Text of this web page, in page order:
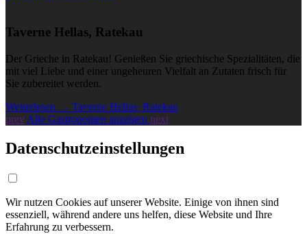
Taverne Hellas, Ratekau
Der Grieche in Ratekau! Genießen Sie griechische Spezialitäten, die
mit viel Liebe und einer ungeheuren Vielfalt an Zutaten frisch für
Sie zubereitet werden.
Weiterlesen … Taverne Hellas, Ratekau
prev Alle Gastronomen anzeigen next
Datenschutzeinstellungen
Wir nutzen Cookies auf unserer Website. Einige von ihnen sind
essenziell, während andere uns helfen, diese Website und Ihre
Erfahrung zu verbessern.